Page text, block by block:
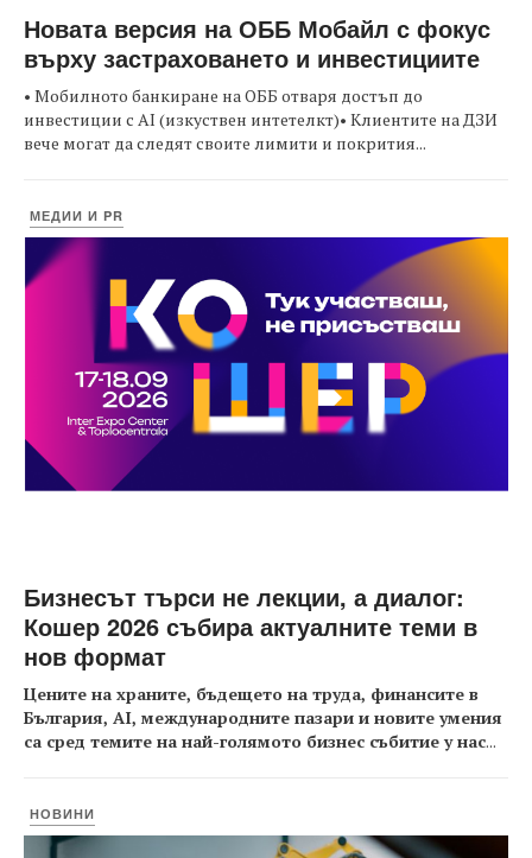
Новата версия на ОББ Мобайл с фокус
върху застраховането и инвестициите
• Мобилното банкиране на ОББ отваря достъп до
инвестиции с AI (изкуствен интетелкт)• Клиентите на ДЗИ
вече могат да следят своите лимити и покрития...
МЕДИИ И PR
Бизнесът търси не лекции, а диалог:
Кошер 2026 събира актуалните теми в
нов формат
Цените на храните, бъдещето на труда, финансите в
България, AI, международните пазари и новите умения
са сред темите на най-голямото бизнес събитие у нас...
НОВИНИ